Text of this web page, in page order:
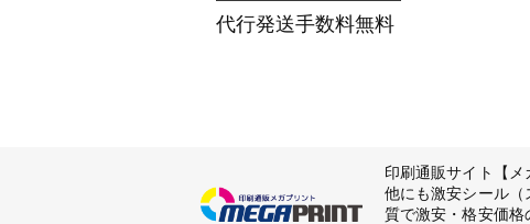
代行発送手数料無料
印刷通販サイト【
他にも激安シール
質で激安・格安価